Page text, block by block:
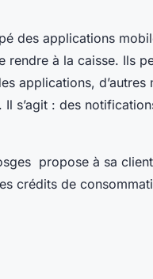
des applications
rendre à la caisse. Ils
applications, d’autres
s’agit : des
propose à sa
crédits de